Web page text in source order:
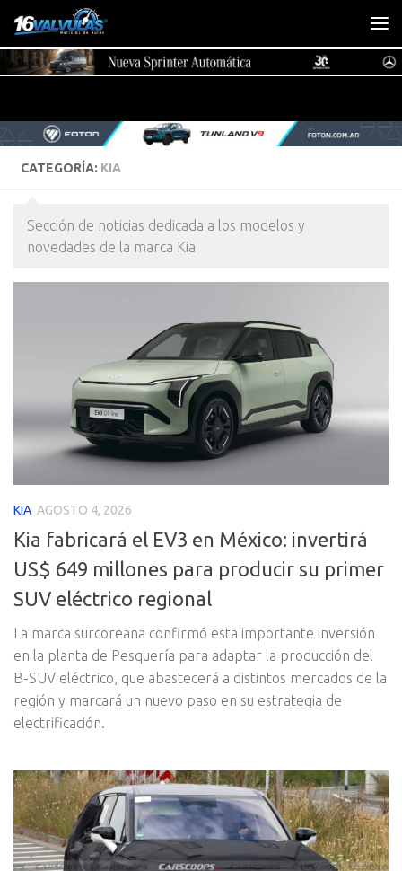
Saltar al contenido
CATEGORÍA: KIA
Sección de noticias dedicada a los modelos y
novedades de la marca Kia
KIA AGOSTO 4, 2026
Kia fabricará el EV3 en México: invertirá
US$ 649 millones para producir su primer
SUV eléctrico regional
La marca surcoreana confirmó esta importante inversión
en la planta de Pesquería para adaptar la producción del
B-SUV eléctrico, que abastecerá a distintos mercados de la
región y marcará un nuevo paso en su estrategia de
electrificación.